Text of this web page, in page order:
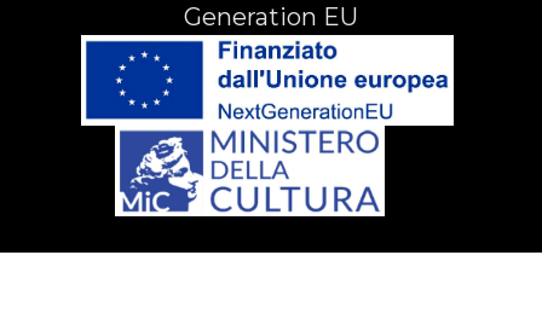
Generation EU